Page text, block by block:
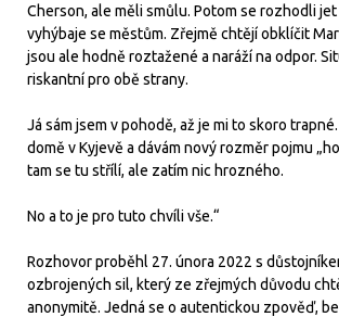
Cherson, ale měli smůlu. Potom se rozhodli jet
vyhýbaje se městům. Zřejmě chtějí obklíčit
jsou ale hodně roztažené a naráží na odpor.
riskantní pro obě strany.
Já sám jsem v pohodě, až je mi to skoro
domě v Kyjevě a dávám nový rozměr pojmu
tam se tu střílí, ale zatím nic hrozného.
No a to je pro tuto chvíli vše.“
Rozhovor proběhl 27. února 2022 s
ozbrojených sil, který ze zřejmých důvodu
anonymitě. Jedná se o autentickou zpověď,